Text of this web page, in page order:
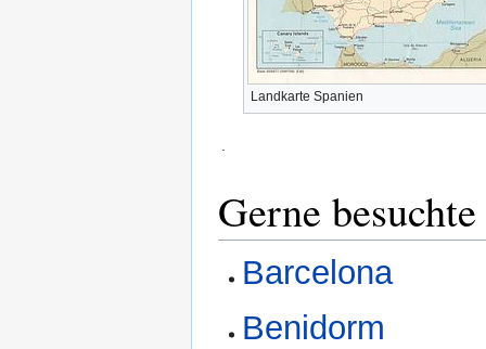
Landkarte Spanien
Gerne
Barcelona
Benidorm